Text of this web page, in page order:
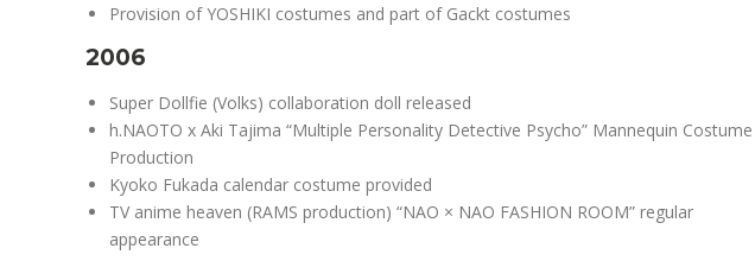
Provision of YOSHIKI costumes and part of Gackt costumes
2006
Super Dollfie (Volks) collaboration doll released
h.NAOTO x Aki Tajima “Multiple Personality Detective Psycho” Mannequin Costume
Production
Kyoko Fukada calendar costume provided
TV anime heaven (RAMS production) “NAO × NAO FASHION ROOM” regular
appearance